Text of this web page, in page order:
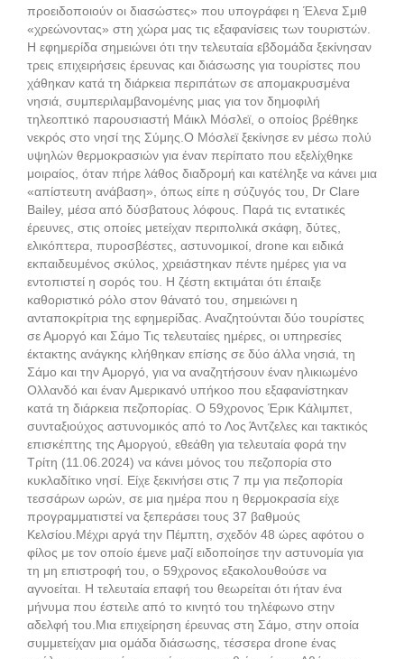
προειδοποιούν οι διασώστες» που υπογράφει η Έλενα Σμιθ
«χρεώνοντας» στη χώρα μας τις εξαφανίσεις των τουριστών.
Η εφημερίδα σημειώνει ότι την τελευταία εβδομάδα ξεκίνησαν
τρεις επιχειρήσεις έρευνας και διάσωσης για τουρίστες που
χάθηκαν κατά τη διάρκεια περιπάτων σε απομακρυσμένα
νησιά, συμπεριλαμβανομένης μιας για τον δημοφιλή
τηλεοπτικό παρουσιαστή Μάικλ Μόσλεϊ, ο οποίος βρέθηκε
νεκρός στο νησί της Σύμης.Ο Μόσλεϊ ξεκίνησε εν μέσω πολύ
υψηλών θερμοκρασιών για έναν περίπατο που εξελίχθηκε
μοιραίος, όταν πήρε λάθος διαδρομή και κατέληξε να κάνει μια
«απίστευτη ανάβαση», όπως είπε η σύζυγός του, Dr Clare
Bailey, μέσα από δύσβατους λόφους. Παρά τις εντατικές
έρευνες, στις οποίες μετείχαν περιπολικά σκάφη, δύτες,
ελικόπτερα, πυροσβέστες, αστυνομικοί, drone και ειδικά
εκπαιδευμένος σκύλος, χρειάστηκαν πέντε ημέρες για να
εντοπιστεί η σορός του. Η ζέστη εκτιμάται ότι έπαιξε
καθοριστικό ρόλο στον θάνατό του, σημειώνει η
ανταποκρίτρια της εφημερίδας. Αναζητούνται δύο τουρίστες
σε Αμοργό και Σάμο Τις τελευταίες ημέρες, οι υπηρεσίες
έκτακτης ανάγκης κλήθηκαν επίσης σε δύο άλλα νησιά, τη
Σάμο και την Αμοργό, για να αναζητήσουν έναν ηλικιωμένο
Ολλανδό και έναν Αμερικανό υπήκοο που εξαφανίστηκαν
κατά τη διάρκεια πεζοπορίας. Ο 59χρονος Έρικ Κάλιμπετ,
συνταξιούχος αστυνομικός από το Λος Άντζελες και τακτικός
επισκέπτης της Αμοργού, εθεάθη για τελευταία φορά την
Τρίτη (11.06.2024) να κάνει μόνος του πεζοπορία στο
κυκλαδίτικο νησί. Είχε ξεκινήσει στις 7 πμ για πεζοπορία
τεσσάρων ωρών, σε μια ημέρα που η θερμοκρασία είχε
προγραμματιστεί να ξεπεράσει τους 37 βαθμούς
Κελσίου.Μέχρι αργά την Πέμπτη, σχεδόν 48 ώρες αφότου ο
φίλος με τον οποίο έμενε μαζί ειδοποίησε την αστυνομία για
τη μη επιστροφή του, ο 59χρονος εξακολουθούσε να
αγνοείται. Η τελευταία επαφή του θεωρείται ότι ήταν ένα
μήνυμα που έστειλε από το κινητό του τηλέφωνο στην
αδελφή του.Μια επιχείρηση έρευνας στη Σάμο, στην οποία
συμμετείχαν μια ομάδα διάσωσης, τέσσερα drone ένας